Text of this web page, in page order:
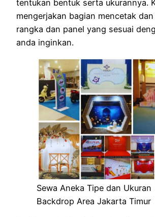
tentukan bentuk serta ukurannya.
mengerjakan bagian mencetak
rangka dan panel yang sesuai
anda inginkan.
Sewa Aneka Tipe dan Ukuran
Backdrop Area Jakarta Timur